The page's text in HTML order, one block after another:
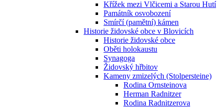
Křížek mezi Vlčicemi a Starou Hutí
Památník osvobození
Smírčí (pamětní) kámen
Historie židovské obce v Blovicích
Historie židovské obce
Oběti holokaustu
Synagoga
Židovský hřbitov
Kameny zmizelých (Stolpersteine)
Rodina Ornsteinova
Herman Radnitzer
Rodina Radnitzerova